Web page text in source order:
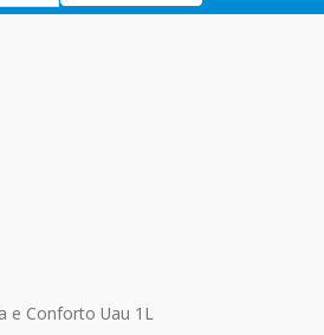
e Conforto Uau 1L